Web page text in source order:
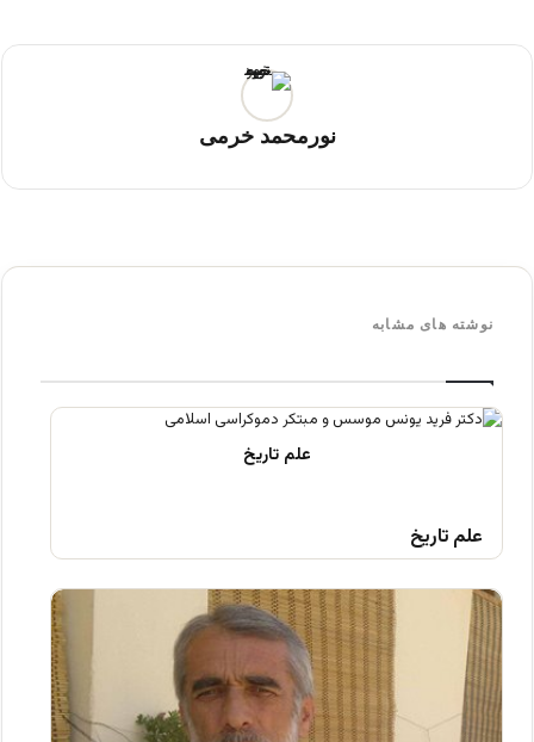
نورمحمد خرمی
نوشته های مشابه
علم تاریخ